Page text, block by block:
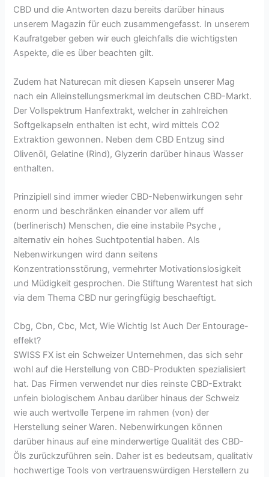
CBD und die Antworten dazu bereits darüber hinaus
unserem Magazin für euch zusammengefasst. In unserem
Kaufratgeber geben wir euch gleichfalls die wichtigsten
Aspekte, die es über beachten gilt.
Zudem hat Naturecan mit diesen Kapseln unserer Mag
nach ein Alleinstellungsmerkmal im deutschen CBD-Markt.
Der Vollspektrum Hanfextrakt, welcher in zahlreichen
Softgelkapseln enthalten ist echt, wird mittels CO2
Extraktion gewonnen. Neben dem CBD Entzug sind
Olivenöl, Gelatine (Rind), Glyzerin darüber hinaus Wasser
enthalten.
Prinzipiell sind immer wieder CBD-Nebenwirkungen sehr
enorm und beschränken einander vor allem uff
(berlinerisch) Menschen, die eine instabile Psyche ,
alternativ ein hohes Suchtpotential haben. Als
Nebenwirkungen wird dann seitens
Konzentrationsstörung, vermehrter Motivationslosigkeit
und Müdigkeit gesprochen. Die Stiftung Warentest hat sich
via dem Thema CBD nur geringfügig beschaeftigt.
Cbg, Cbn, Cbc, Mct, Wie Wichtig Ist Auch Der Entourage-
effekt?
SWISS FX ist ein Schweizer Unternehmen, das sich sehr
wohl auf die Herstellung von CBD-Produkten spezialisiert
hat. Das Firmen verwendet nur dies reinste CBD-Extrakt
unfein biologischem Anbau darüber hinaus der Schweiz
wie auch wertvolle Terpene im rahmen (von) der
Herstellung seiner Waren. Nebenwirkungen können
darüber hinaus auf eine minderwertige Qualität des CBD-
Öls zurückzuführen sein. Daher ist es bedeutsam, qualitativ
hochwertige Tools von vertrauenswürdigen Herstellern zu